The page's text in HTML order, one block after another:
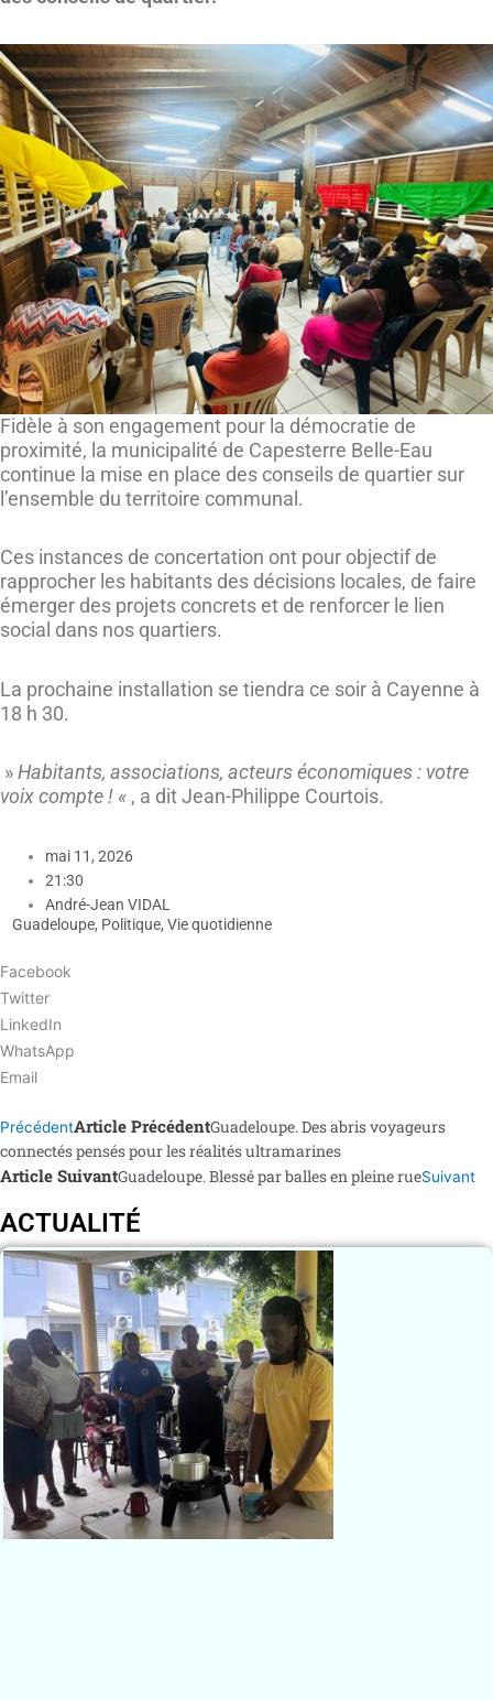
Fidèle à son engagement pour la démocratie de
proximité, la municipalité de Capesterre Belle-Eau
continue la mise en place des conseils de quartier sur
l’ensemble du territoire communal.
Ces instances de concertation ont pour objectif de
rapprocher les habitants des décisions locales, de faire
émerger des projets concrets et de renforcer le lien
social dans nos quartiers.
La prochaine installation se tiendra ce soir à Cayenne à
18 h 30.
»Habitants, associations, acteurs économiques : votre
voix compte ! « , a dit Jean-Philippe Courtois.
mai 11, 2026
21:30
André-Jean VIDAL
Guadeloupe, Politique, Vie quotidienne
Facebook
Twitter
LinkedIn
WhatsApp
Email
PrécédentArticle PrécédentGuadeloupe. Des abris voyageurs
connectés pensés pour les réalités ultramarines
Article SuivantGuadeloupe. Blessé par balles en pleine rueSuivant
ACTUALITÉ